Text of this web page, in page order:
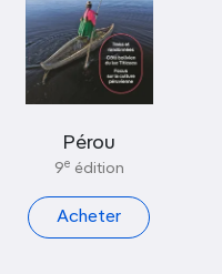
Pérou
9e édition
Acheter